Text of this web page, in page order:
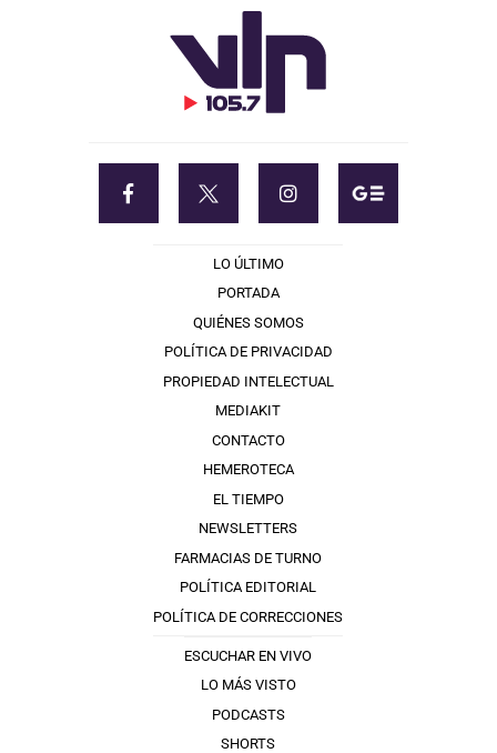
LO ÚLTIMO
PORTADA
QUIÉNES SOMOS
POLÍTICA DE PRIVACIDAD
PROPIEDAD INTELECTUAL
MEDIAKIT
CONTACTO
HEMEROTECA
EL TIEMPO
NEWSLETTERS
FARMACIAS DE TURNO
POLÍTICA EDITORIAL
POLÍTICA DE CORRECCIONES
ESCUCHAR EN VIVO
LO MÁS VISTO
PODCASTS
SHORTS